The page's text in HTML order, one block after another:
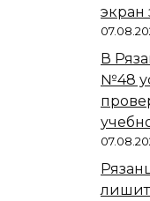
экран
В
№48